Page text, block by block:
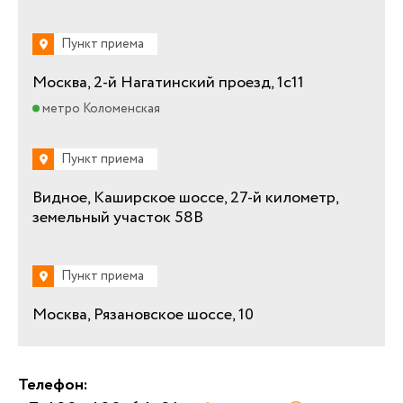
Пункт приема
Москва, 2-й Нагатинский проезд, 1с11
метро Коломенская
Пункт приема
Видное, Каширское шоссе, 27-й километр,
земельный участок 58В
Пункт приема
Москва, Рязановское шоссе, 10
Телефон: